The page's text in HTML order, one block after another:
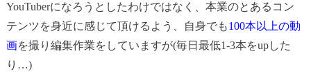
YouTuberになろうとしたわけではなく、本業のとあるコン
テンツを身近に感じて頂けるよう、自身でも100本以上の動
画を撮り編集作業をしていますが(毎日最低1-3本をupした
り…)